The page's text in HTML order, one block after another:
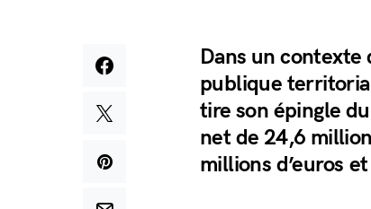
Dans un
publique
tire son épingle
net de 24,6
millions d’euros